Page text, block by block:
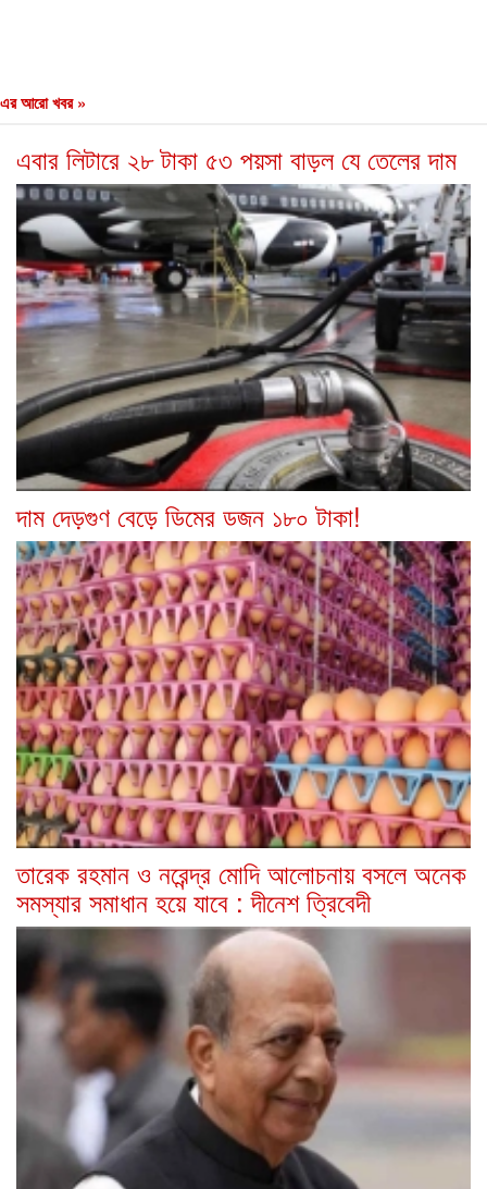
এর আরো খবর »
এবার লিটারে ২৮ টাকা ৫৩ পয়সা বাড়ল যে তেলের দাম
দাম দেড়গুণ বেড়ে ডিমের ডজন ১৮০ টাকা!
তারেক রহমান ও নরেন্দ্র মোদি আলোচনায় বসলে অনেক
সমস্যার সমাধান হয়ে যাবে : দীনেশ ত্রিবেদী